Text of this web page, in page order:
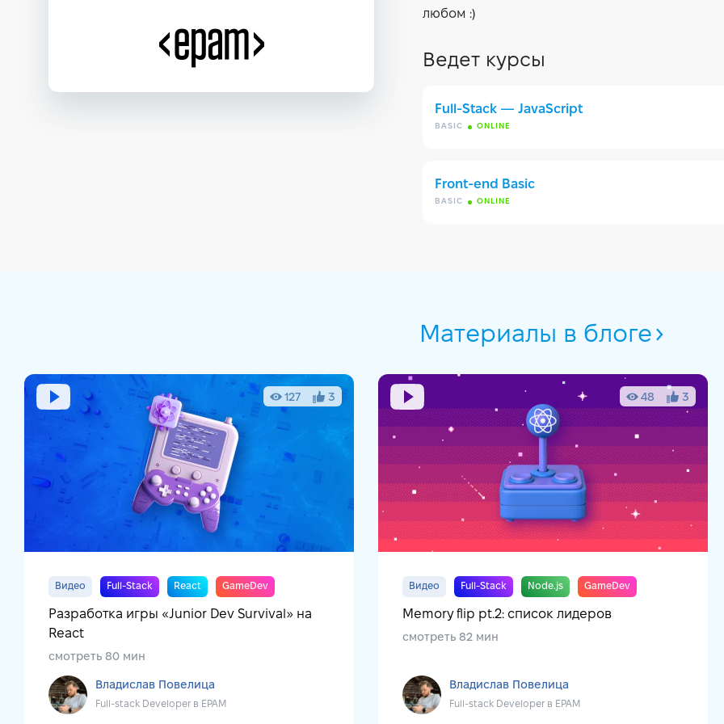
любом :)
Ведет курсы
Full-Stack — JavaScript
BASIC ONLINE
Front-end Basic
BASIC ONLINE
Материалы в блоге
127 3
Видео Full-Stack React GameDev
Разработка игры «Junior Dev Survival» на
React
смотреть 80 мин
Владислав Повелица
Full-stack Developer в EPAM
48 3
Видео Full-Stack Node.js GameDev
Memory flip pt.2: список лидеров
смотреть 82 мин
Владислав Повелица
Full-stack Developer в EPAM